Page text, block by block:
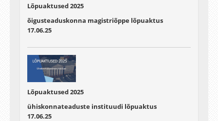
Lõpuaktused 2025
õigusteaduskonna magistriõppe lõpuaktus
17.06.25
Lõpuaktused 2025
ühiskonnateaduste instituudi lõpuaktus
17.06.25